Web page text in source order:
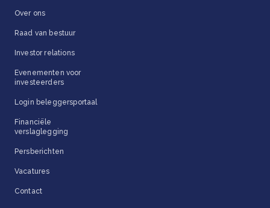
Over ons
Raad van bestuur
Investor relations
Evenementen voor
investeerders
Login beleggersportaal
Financiële
verslaglegging
Persberichten
Vacatures
Contact